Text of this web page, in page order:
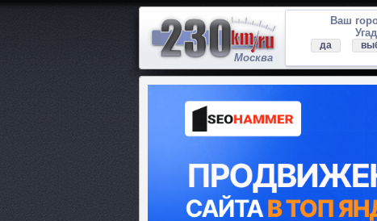
Москва
Ваш
да